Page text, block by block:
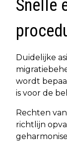
Snelle
Duidelijke
wordt
is voor de
Rechten
richtlijn